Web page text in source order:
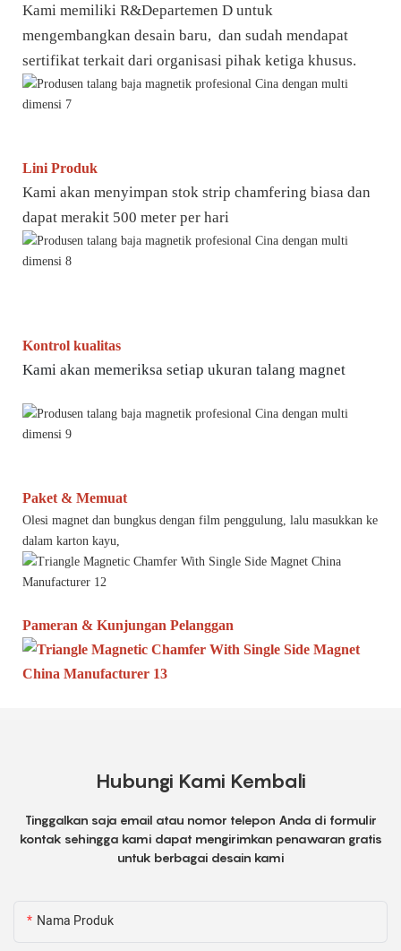
Kami memiliki R&Departemen D untuk
mengembangkan desain baru, dan sudah mendapat
sertifikat terkait dari organisasi pihak ketiga khusus.
Lini Produk
Kami akan menyimpan stok strip chamfering biasa dan
dapat merakit 500 meter per hari
Kontrol kualitas
Kami akan memeriksa setiap ukuran talang magnet
Paket & Memuat
Olesi magnet dan bungkus dengan film penggulung, lalu masukkan ke
dalam karton kayu,
Pameran & Kunjungan Pelanggan
Hubungi Kami Kembali
Tinggalkan saja email atau nomor telepon Anda di formulir
kontak sehingga kami dapat mengirimkan penawaran gratis
untuk berbagai desain kami
Nama Produk